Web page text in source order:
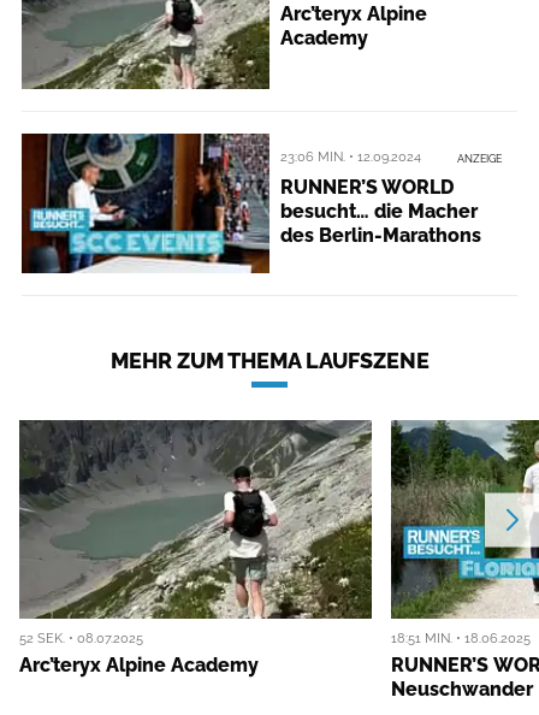
Arc’teryx Alpine
Academy
23:06 MIN. • 12.09.2024 ANZEIGE
RUNNER’S WORLD
besucht… die Macher
des Berlin-Marathons
MEHR ZUM THEMA LAUFSZENE
52 SEK. • 08.07.2025
Arc’teryx Alpine Academy
18:51 MIN. • 18.06.2025
RUNNER’S
Neuschwander